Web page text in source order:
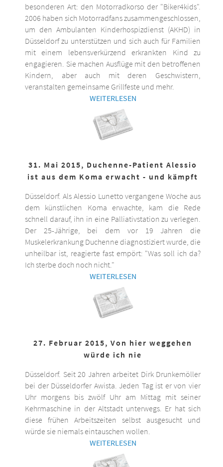
besonderen Art: den Motorradkorso der "Biker4kids".
2006 haben sich Motorradfans zusammengeschlossen,
um den Ambulanten Kinderhospizdienst (AKHD) in
Düsseldorf zu unterstützen und sich auch für Familien
mit einem lebensverkürzend erkrankten Kind zu
engagieren. Sie machen Ausflüge mit den betroffenen
Kindern, aber auch mit deren Geschwistern,
veranstalten gemeinsame Grillfeste und mehr.
WEITERLESEN
31. Mai 2015, Duchenne-Patient Alessio
ist aus dem Koma erwacht - und kämpft
Düsseldorf. Als Alessio Lunetto vergangene Woche aus
dem künstlichen Koma erwachte, kam die Rede
schnell darauf, ihn in eine Palliativstation zu verlegen.
Der 25-Jährige, bei dem vor 19 Jahren die
Muskelerkrankung Duchenne diagnostiziert wurde, die
unheilbar ist, reagierte fast empört: "Was soll ich da?
Ich sterbe doch noch nicht."
WEITERLESEN
27. Februar 2015, Von hier weggehen
würde ich nie
Düsseldorf. Seit 20 Jahren arbeitet Dirk Drunkemöller
bei der Düsseldorfer Awista. Jeden Tag ist er von vier
Uhr morgens bis zwölf Uhr am Mittag mit seiner
Kehrmaschine in der Altstadt unterwegs. Er hat sich
diese frühen Arbeitszeiten selbst ausgesucht und
würde sie niemals eintauschen wollen.
WEITERLESEN